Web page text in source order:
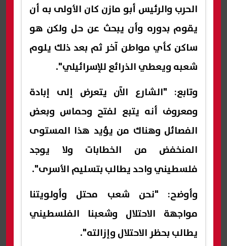
الحرب والرئيس أبو مازن كان الأولى به أن
يقوم بدوره وأن يبحث عن حل ولكن هو
ساكن كأي مواطن آخر ثم بعد ذلك يلوم
شعبه ويعطي الذرائع للإسرائيلي".
وتابع: "الشارع الآن يتعرض إلى إبادة
ومعروف أنه يتبع لفتح وحماس وبعض
الفصائل وهناك من يؤيد هذا المستوى
المنخفض من الخطابات ولا يوجد
فلسطيني واحد يطالب بتسليم الأسرى".
وأوضح: "نحن شعب محتل وأولويتنا
مواجهة الاحتلال وشعبنا الفلسطيني
يطالب بحظر الاحتلال وإزالته".